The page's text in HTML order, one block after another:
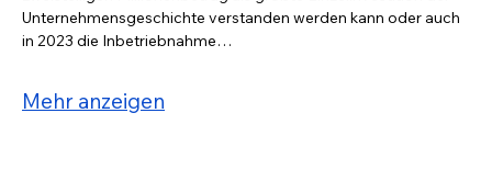
Unternehmensgeschichte verstanden werden kann oder auch
in 2023 die Inbetriebnahme…
Mehr anzeigen